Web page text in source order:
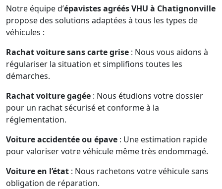
Notre équipe d’épavistes agréés VHU à Chatignonville
propose des solutions adaptées à tous les types de
véhicules :
Rachat voiture sans carte grise : Nous vous aidons à
régulariser la situation et simplifions toutes les
démarches.
Rachat voiture gagée : Nous étudions votre dossier
pour un rachat sécurisé et conforme à la
réglementation.
Voiture accidentée ou épave : Une estimation rapide
pour valoriser votre véhicule même très endommagé.
Voiture en l’état : Nous rachetons votre véhicule sans
obligation de réparation.